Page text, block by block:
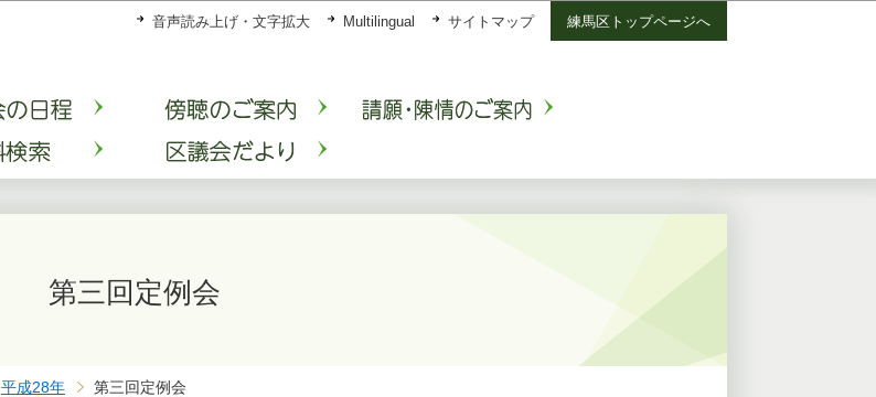
このページの本文へ移動
音声読み上げ・文字拡大 Multilingual サイトマップ 練馬区トップページへ
第三回定例会
平成28年 第三回定例会